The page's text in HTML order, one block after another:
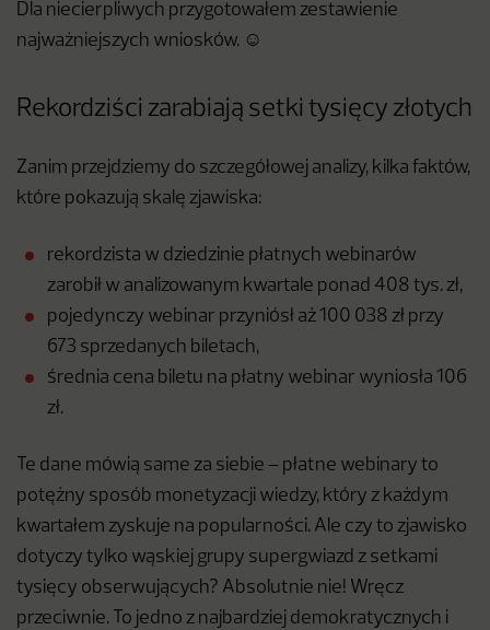
Dla niecierpliwych przygotowałem zestawienie
najważniejszych wniosków. ☺️
Rekordziści zarabiają setki tysięcy złotych
Zanim przejdziemy do szczegółowej analizy, kilka faktów,
które pokazują skalę zjawiska:
rekordzista w dziedzinie płatnych webinarów
zarobił w analizowanym kwartale ponad 408 tys. zł,
pojedynczy webinar przyniósł aż 100 038 zł przy
673 sprzedanych biletach,
średnia cena biletu na płatny webinar wyniosła 106
zł.
Te dane mówią same za siebie – płatne webinary to
potężny sposób monetyzacji wiedzy, który z każdym
kwartałem zyskuje na popularności. Ale czy to zjawisko
dotyczy tylko wąskiej grupy supergwiazd z setkami
tysięcy obserwujących? Absolutnie nie! Wręcz
przeciwnie. To jedno z najbardziej demokratycznych i